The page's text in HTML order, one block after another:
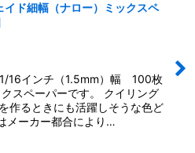
イド細幅（ナロー）ミックスペ
16インチ（1.5mm）幅 100枚
スペーパーです。 クイリング
作るときにも活躍しそうな色ど
メーカー都合により…